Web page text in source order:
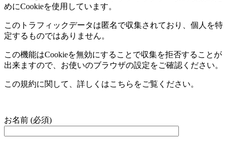
めにCookieを使用しています。
このトラフィックデータは匿名で収集されており、個人を特
定するものではありません。
この機能はCookieを無効にすることで収集を拒否することが
出来ますので、お使いのブラウザの設定をご確認ください。
この規約に関して、詳しくはこちらをご覧ください。
お名前 (必須)